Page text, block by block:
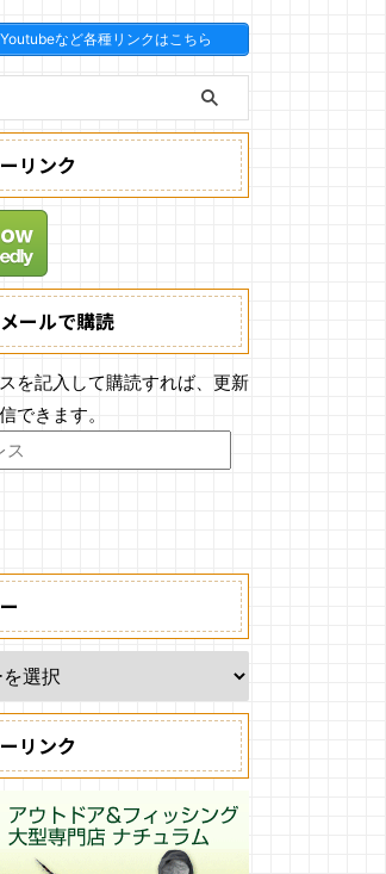
など各種リンクはこちら
リンク
ールで購読
を記入して購読すれば、更新
できます。
リンク